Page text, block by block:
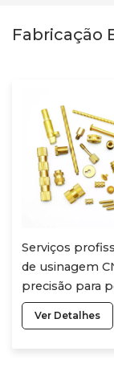
Fabricação
Serviços
de usinagem
precisão para
micro em cobre
latão, sob
Ver Detalhes